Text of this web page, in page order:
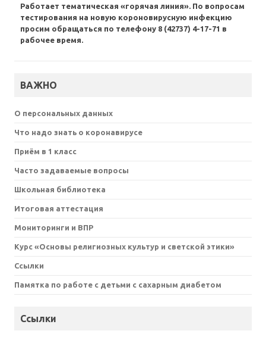
Работает тематическая «горячая линия». По вопросам
тестирования на новую короновирусную инфекцию
просим обращаться по телефону 8 (42737) 4-17-71 в
рабочее время.
ВАЖНО
О персональных данных
Что надо знать о коронавирусе
Приём в 1 класс
Часто задаваемые вопросы
Школьная библиотека
Итоговая аттестация
Мониторинги и ВПР
Курс «Основы религиозных культур и светской этики»
Ссылки
Памятка по работе с детьми с сахарным диабетом
Ссылки